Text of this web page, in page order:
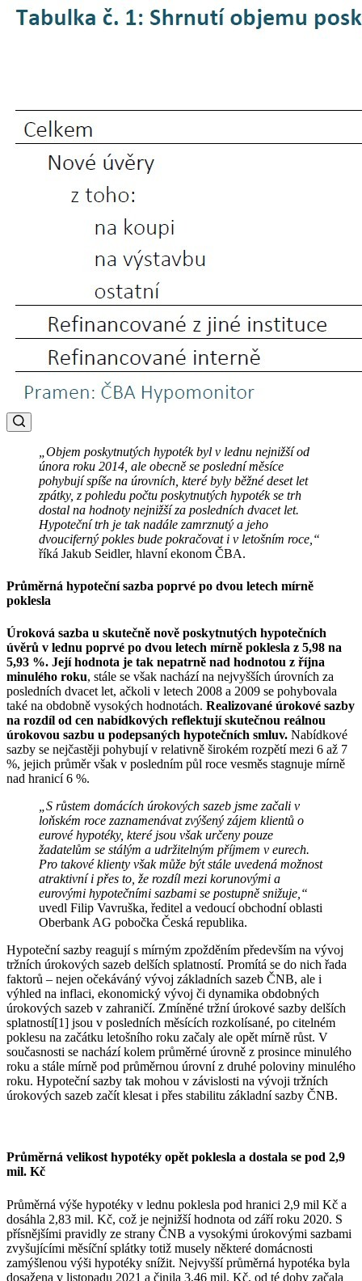
„Objem poskytnutých hypoték byl v lednu nejnižší od
února roku 2014, ale obecně se poslední měsíce
pohybují spíše na úrovních, které byly běžné deset let
zpátky, z pohledu počtu poskytnutých hypoték se trh
dostal na hodnoty nejnižší za posledních dvacet let.
Hypoteční trh je tak nadále zamrznutý a jeho
dvouciferný pokles bude pokračovat i v letošním roce,“
říká Jakub Seidler, hlavní ekonom ČBA.
Průměrná hypoteční sazba poprvé po dvou letech mírně
poklesla
Úroková sazba u skutečně nově poskytnutých hypotečních
úvěrů v lednu poprvé po dvou letech mírně poklesla z 5,98 na
5,93 %. Její hodnota je tak nepatrně nad hodnotou z října
minulého roku, stále se však nachází na nejvyšších úrovních za
posledních dvacet let, ačkoli v letech 2008 a 2009 se pohybovala
také na obdobně vysokých hodnotách. Realizované úrokové sazby
na rozdíl od cen nabídkových reflektují skutečnou reálnou
úrokovou sazbu u podepsaných hypotečních smluv. Nabídkové
sazby se nejčastěji pohybují v relativně širokém rozpětí mezi 6 až 7
%, jejich průměr však v posledním půl roce vesměs stagnuje mírně
nad hranicí 6 %.
„S růstem domácích úrokových sazeb jsme začali v
loňském roce zaznamenávat zvýšený zájem klientů o
eurové hypotéky, které jsou však určeny pouze
žadatelům se stálým a udržitelným příjmem v eurech.
Pro takové klienty však může být stále uvedená možnost
atraktivní i přes to, že rozdíl mezi korunovými a
eurovými hypotečními sazbami se postupně snižuje,“
uvedl Filip Vavruška, ředitel a vedoucí obchodní oblasti
Oberbank AG pobočka Česká republika.
Hypoteční sazby reagují s mírným zpožděním především na vývoj
tržních úrokových sazeb delších splatností. Promítá se do nich řada
faktorů – nejen očekáváný vývoj základních sazeb ČNB, ale i
výhled na inflaci, ekonomický vývoj či dynamika obdobných
úrokových sazeb v zahraničí. Zmíněné tržní úrokové sazby delších
splatností[1] jsou v posledních měsících rozkolísané, po citelném
poklesu na začátku letošního roku začaly ale opět mírně růst. V
současnosti se nachází kolem průměrné úrovně z prosince minulého
roku a stále mírně pod průměrnou úrovní z druhé poloviny minulého
roku. Hypoteční sazby tak mohou v závislosti na vývoji tržních
úrokových sazeb začít klesat i přes stabilitu základní sazby ČNB.
Průměrná velikost hypotéky opět poklesla a dostala se pod 2,9
mil. Kč
Průměrná výše hypotéky v lednu poklesla pod hranici 2,9 mil Kč a
dosáhla 2,83 mil. Kč, což je nejnižší hodnota od září roku 2020. S
přísnějšími pravidly ze strany ČNB a vysokými úrokovými sazbami
zvyšujícími měsíční splátky totiž musely některé domácnosti
zamýšlenou výši hypotéky snížit. Nejvyšší průměrná hypotéka byla
dosažena v listopadu 2021 a činila 3,46 mil. Kč, od té doby začala